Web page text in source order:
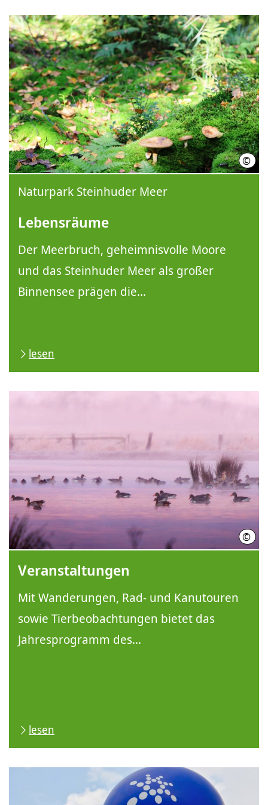
©
Naturpark Steinhuder Meer
Lebensräume
Der Meerbruch, geheimnisvolle Moore
und das Steinhuder Meer als großer
Binnensee prägen die...
lesen
©
Veranstaltungen
Mit Wanderungen, Rad- und Kanutouren
sowie Tierbeobachtungen bietet das
Jahresprogramm des...
lesen